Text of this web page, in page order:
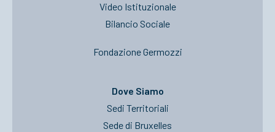
Video Istituzionale
Bilancio Sociale
Fondazione Germozzi
Dove Siamo
Sedi Territoriali
Sede di Bruxelles